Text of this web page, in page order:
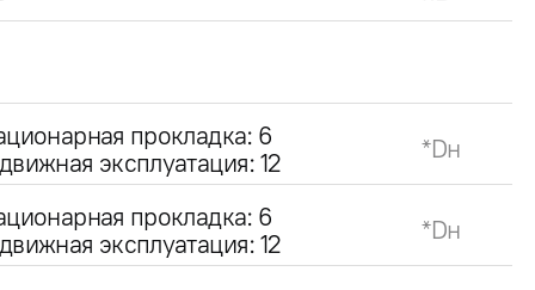
прокладка: 6
эксплуатация: 12
*Dн
прокладка: 6
эксплуатация: 12
*Dн